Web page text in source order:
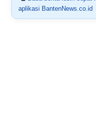
aplikasi BantenNews.co.id